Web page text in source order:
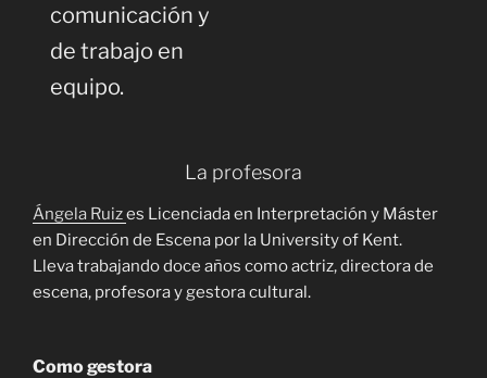
comunicación y
de trabajo en
equipo.
La profesora
Ángela Ruizes Licenciada en Interpretación y Máster
en Dirección de Escena por la University of Kent.
Lleva trabajando doce años como actriz, directora de
escena, profesora y gestora cultural.
Como gestora